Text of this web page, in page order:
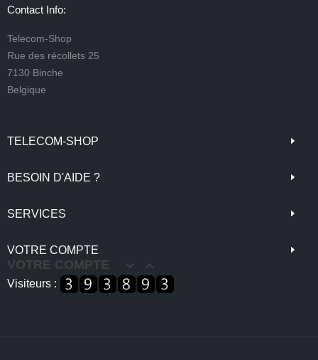
Contact Info:
Telecom-Shop
Rue des récollets 25
7130 Binche
Belgique
TELECOM-SHOP
BESOIN D'AIDE ?
SERVICES
VOTRE COMPTE
VOTRE COMPTE  
Visiteurs :